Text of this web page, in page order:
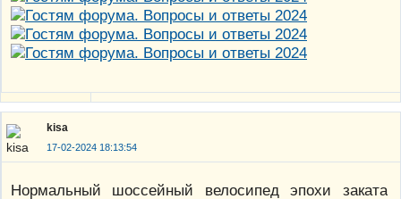
kisa
17-02-2024 18:13:54
Нормальный шоссейный велосипед эпохи заката